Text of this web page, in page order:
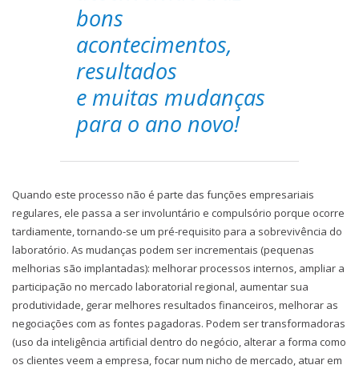
bons
acontecimentos,
resultados
e muitas mudanças
para o ano novo!
Quando este processo não é parte das funções empresariais
regulares, ele passa a ser involuntário e compulsório porque ocorre
tardiamente, tornando-se um pré-requisito para a sobrevivência do
laboratório. As mudanças podem ser incrementais (pequenas
melhorias são implantadas): melhorar processos internos, ampliar a
participação no mercado laboratorial regional, aumentar sua
produtividade, gerar melhores resultados financeiros, melhorar as
negociações com as fontes pagadoras. Podem ser transformadoras
(uso da inteligência artificial dentro do negócio, alterar a forma como
os clientes veem a empresa, focar num nicho de mercado, atuar em